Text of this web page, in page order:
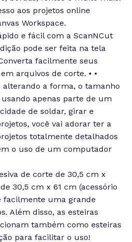
aos projetos online
Workspace.
e fácil com a ScanNCut
pode ser feita na tela
facilmente seus
arquivos de corte. • •
alterando a forma, o tamanho
apenas parte de um
de soldar, girar e
você vai adorar ter a
totalmente detalhados
o uso de um computador
de corte de 30,5 cm x
30,5 cm x 61 cm (acessório
facilmente uma grande
Além disso, as esteiras
também como esteiras
para facilitar o uso!